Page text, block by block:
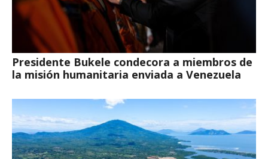
Presidente Bukele condecora a miembros de
la misión humanitaria enviada a Venezuela